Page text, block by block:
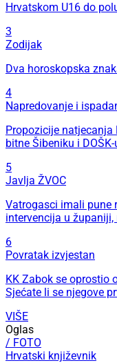
Hrvatskom U16 do
3
Zodijak
Dva horoskopska
4
Napredovanje i
Propozicije natjecanja
bitne Šibeniku i
5
Javlja ŽVOC
Vatrogasci imali pune
intervencija u
6
Povratak izvjestan
KK Zabok se oprostio
Sjećate li se njegove
VIŠE
Oglas
/ FOTO
Hrvatski književnik